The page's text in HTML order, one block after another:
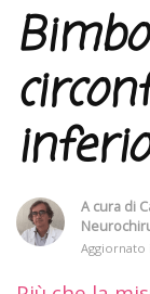
A cura di
Aggiornato